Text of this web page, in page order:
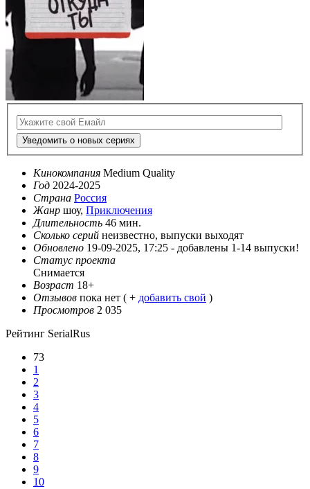
Уведомить о новых сериях
Кинокомпания Medium Quality
Год 2024-2025
Страна Россия
Жанр шоу, Приключения
Длительность 46 мин.
Сколько серий неизвестно, выпуски выходят
Обновлено 19-09-2025, 17:25 - добавлены 1-14 выпуски!
Статус проекта
Снимается
Возраст 18+
Отзывов пока нет ( + добавить свой )
Просмотров 2 035
Рейтинг SerialRus
73
1
2
3
4
5
6
7
8
9
10